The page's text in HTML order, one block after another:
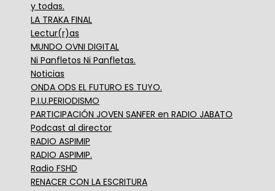
y todas.
LA TRAKA FINAL
Lectur(r)as
MUNDO OVNI DIGITAL
Ni Panfletos Ni Panfletas.
Noticias
ONDA ODS EL FUTURO ES TUYO.
P.I.U.PERIODISMO
PARTICIPACIÓN JOVEN SANFER en RADIO JABATO
Podcast al director
RADIO ASPIMIP
RADIO ASPIMIP.
Radio FSHD
RENACER CON LA ESCRITURA